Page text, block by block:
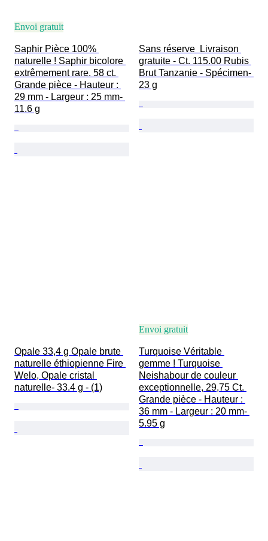
Envoi gratuit
Saphir Pièce 100%
naturelle ! Saphir bicolore
extrêmement rare. 58 ct.
Grande pièce - Hauteur :
29 mm - Largeur : 25 mm-
11.6 g
Sans réserve  Livraison
gratuite - Ct. 115.00 Rubis
Brut Tanzanie - Spécimen-
23 g
Opale 33,4 g Opale brute
naturelle éthiopienne Fire
Welo, Opale cristal
naturelle- 33.4 g - (1)
Envoi gratuit
Turquoise Véritable
gemme ! Turquoise
Neishabour de couleur
exceptionnelle, 29,75 Ct.
Grande pièce - Hauteur :
36 mm - Largeur : 20 mm-
5.95 g